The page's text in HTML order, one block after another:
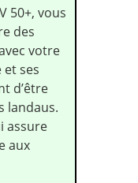
50+, vous
des
votre
et ses
d’être
landaus.
assure
aux